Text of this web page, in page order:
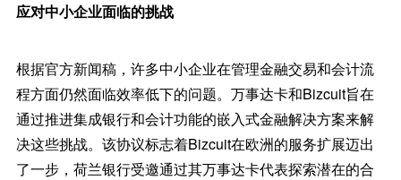
应对中小企业面临的挑战
根据官方新闻稿，许多中小企业在管理金融交易和会计流
程方面仍然面临效率低下的问题。万事达卡和Bizcuit旨在
通过推进集成银行和会计功能的嵌入式金融解决方案来解
决这些挑战。该协议标志着Bizcuit在欧洲的服务扩展迈出
了一步，荷兰银行受邀通过其万事达卡代表探索潜在的合